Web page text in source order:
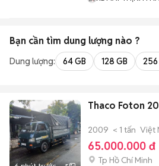
Bạn cần tìm dung lượng nào ?
Dung lượng: 64 GB 128 GB 256
Thaco Foton
2009 < 1 tấn Việt
65.000.000 đ
Tp Hồ Chí Minh